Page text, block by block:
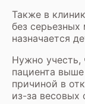
Также в
без
назначается
Нужно учесть,
пациента
причиной в
из-за весовых